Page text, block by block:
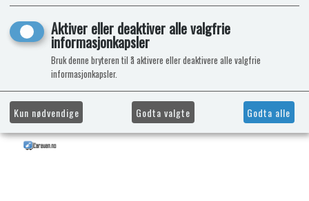
Aktiver eller deaktiver alle valgfrie
informasjonkapsler
Bruk denne bryteren til å aktivere eller deaktivere alle valgfrie
informasjonkapsler.
Kun nødvendige Godta valgte Godta alle